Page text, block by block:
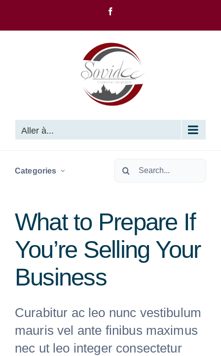
Aller à...
Categories Rechercher:
What to Prepare If
You’re Selling Your
Business
Curabitur ac leo nunc vestibulum
mauris vel ante finibus maximus
nec ut leo integer consectetur